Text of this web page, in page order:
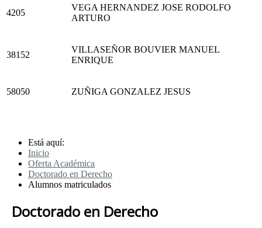
4205
VEGA HERNANDEZ JOSE RODOLFO
ARTURO
38152
VILLASEÑOR BOUVIER MANUEL
ENRIQUE
58050 ZUÑIGA GONZALEZ JESUS
Está aquí:
Inicio
Oferta Académica
Doctorado en Derecho
Alumnos matriculados
Doctorado en Derecho